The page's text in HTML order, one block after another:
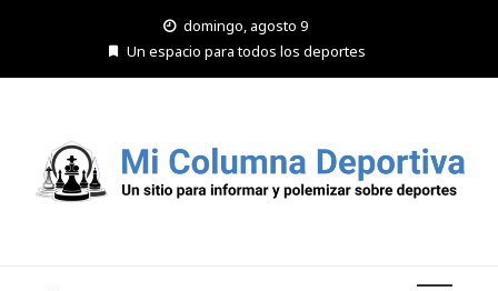
domingo, agosto 9
Un espacio para todos los deportes